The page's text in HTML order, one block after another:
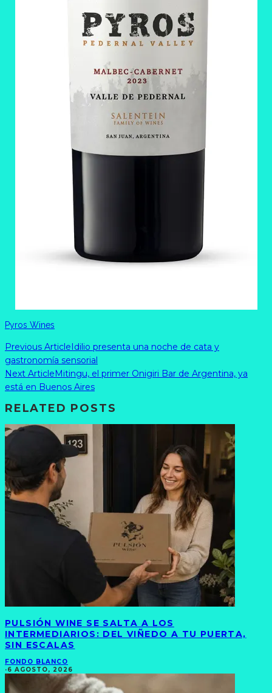
Pyros Wines
Previous ArticleIdilio presenta una noche de cata y
gastronomía sensorial
Next ArticleMitingu, el primer Onigiri Bar de Argentina, ya
está en Buenos Aires
RELATED POSTS
PULSIÓN WINE SE SALTA A LOS
INTERMEDIARIOS: DEL VIÑEDO A TU PUERTA,
SIN ESCALAS
FONDO BLANCO
·6 AGOSTO, 2026